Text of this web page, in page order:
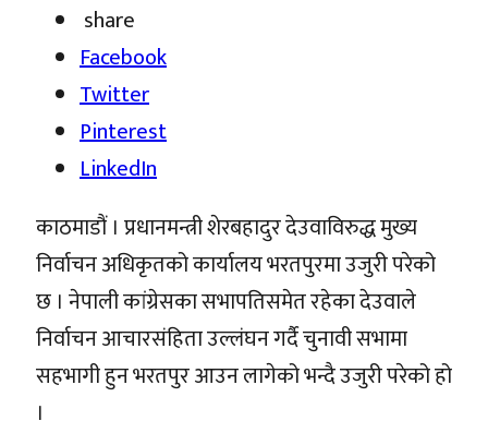
share
Facebook
Twitter
Pinterest
LinkedIn
काठमाडौं । प्रधानमन्त्री शेरबहादुर देउवाविरुद्ध मुख्य
निर्वाचन अधिकृतको कार्यालय भरतपुरमा उजुरी परेको
छ । नेपाली कांग्रेसका सभापतिसमेत रहेका देउवाले
निर्वाचन आचारसंहिता उल्लंघन गर्दै चुनावी सभामा
सहभागी हुन भरतपुर आउन लागेको भन्दै उजुरी परेको हो
।